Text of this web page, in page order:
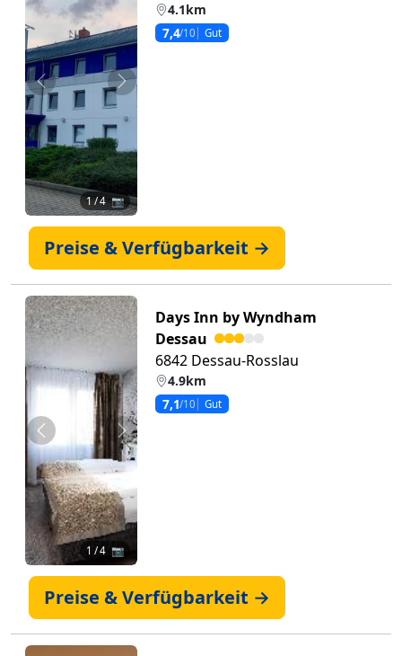
Zurück Weiter
1/ 4 📷
4.1km
7,4/10 Gut
Preise & Verfügbarkeit →
Zurück Weiter
1 / 4 📷
Days Inn by Wyndham
Dessau
6842 Dessau-Rosslau
4.9km
7,1/10 Gut
Preise & Verfügbarkeit →